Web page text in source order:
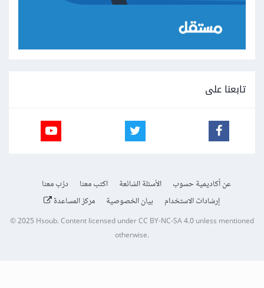
تابعنا على
عن أكاديمية حسوب الأسئلة الشائعة اكتب معنا
درّب معنا
إرشادات الاستخدام
بيان الخصوصية مركز المساعدة
© 2025 Hsoub.Content licensed underCC BY-NC-SA 4.0unless mentioned
otherwise.